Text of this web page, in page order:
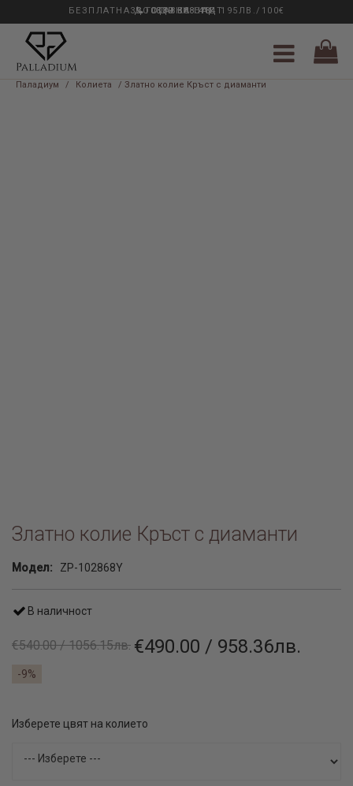
33 ГОДИНИ ОПИТ
БЕЗПЛАТНА ДОСТАВКА НАД 195ЛВ./100€
0889 888 484
Паладиум / Колиета / Златно колие Кръст с диаманти
Златно колие Кръст с диаманти
Модел: ZP-102868Y
В наличност
€540.00 / 1056.15лв. €490.00 / 958.36лв.
-9%
Изберете цвят на колието